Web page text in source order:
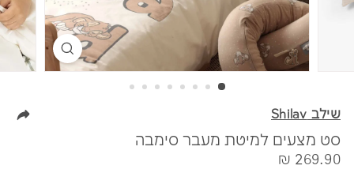
שילב Shilav
סט מצעים למיטת מעבר סימבה
מחיר
269.90 ₪